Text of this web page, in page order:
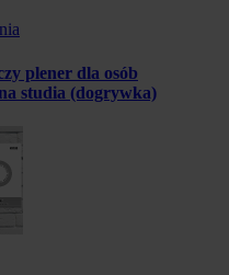
plener dla osób
studia (dogrywka)